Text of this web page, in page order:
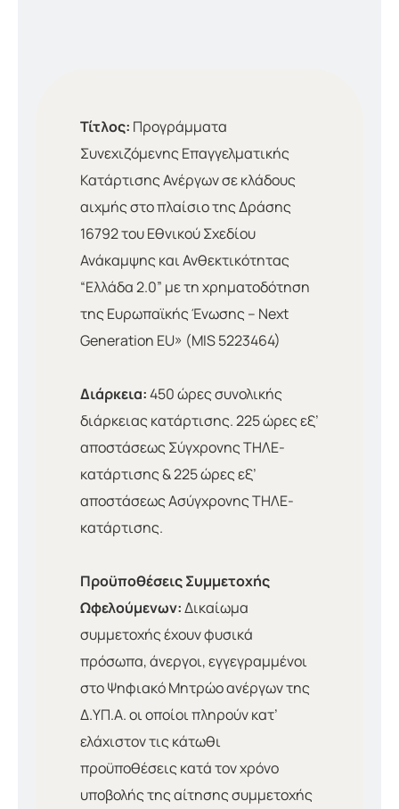
Τίτλος: Προγράμματα
Συνεχιζόμενης Επαγγελματικής
Κατάρτισης Ανέργων σε κλάδους
αιχμής στο πλαίσιο της Δράσης
16792 του Εθνικού Σχεδίου
Ανάκαμψης και Ανθεκτικότητας
“Ελλάδα 2.0” με τη χρηματοδότηση
της Ευρωπαϊκής Ένωσης – Next
Generation EU» (MIS 5223464)
Διάρκεια:450 ώρες συνολικής
διάρκειας κατάρτισης. 225 ώρες εξ’
αποστάσεως Σύγχρονης ΤΗΛΕ-
κατάρτισης & 225 ώρες εξ’
αποστάσεως Ασύγχρονης ΤΗΛΕ-
κατάρτισης.
Προϋποθέσεις Συμμετοχής
Ωφελούμενων:Δικαίωμα
συμμετοχής έχουν φυσικά
πρόσωπα, άνεργοι, εγγεγραμμένοι
στο Ψηφιακό Μητρώο ανέργων της
Δ.ΥΠ.Α. οι οποίοι πληρούν κατ’
ελάχιστον τις κάτωθι
προϋποθέσεις κατά τον χρόνο
υποβολής της αίτησης συμμετοχής